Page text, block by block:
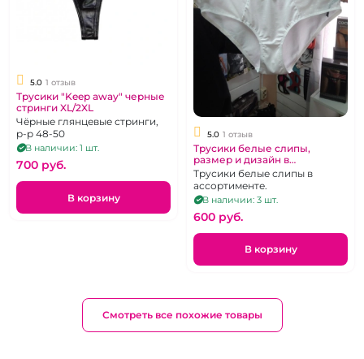
5.0 1 отзыв
Трусики "Keep away" черные
стринги XL/2XL
Чёрные глянцевые стринги,
р-р 48-50
В наличии: 1 шт.
700 pуб.
В корзину
5.0 1 отзыв
Трусики белые слипы,
размер и дизайн в
ассортименте
Трусики белые слипы в
ассортименте.
В наличии: 3 шт.
600 pуб.
В корзину
Смотреть все похожие товары